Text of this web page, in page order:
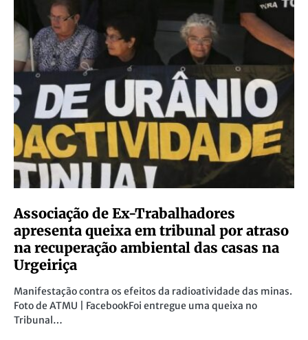
Associação de Ex-Trabalhadores
apresenta queixa em tribunal por atraso
na recuperação ambiental das casas na
Urgeiriça
Manifestação contra os efeitos da radioatividade das minas.
Foto de ATMU | FacebookFoi entregue uma queixa no
Tribunal…